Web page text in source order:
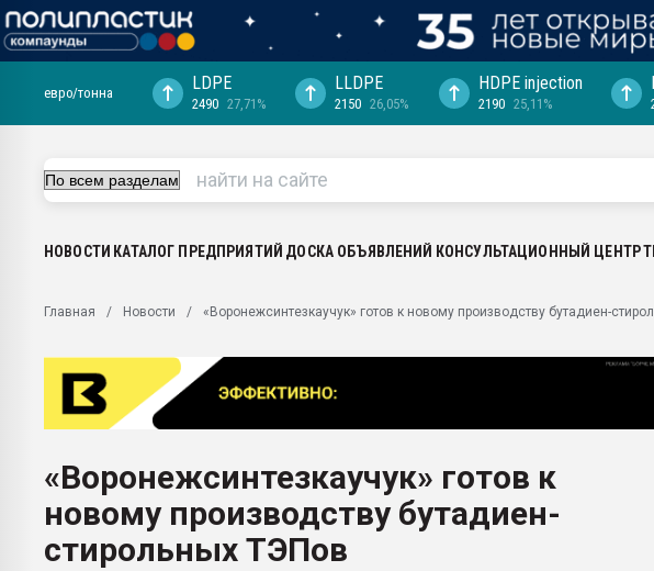
28.07.2026 Автоматизация выходит на
Материал поверхности пуансона для
вакуумного формования
Armaloy PC/ABS-1IM черный цвет
26.07.2022 "Сибирский титан" стал
намного дороже
евро/тонна LDPE
2490 27,71%
LLDPE
2150 26,05%
HDPE injection
2190 25,11%
НОВОСТИ КАТАЛОГ ПРЕДПРИЯТИЙ ДОСКА ОБЪЯВЛЕНИЙ КОНСУЛЬТАЦИОННЫЙ ЦЕНТР
Главная Новости «Воронежсинтезкаучук» готов к новому производству бутадиен-
«Воронежсинтезкаучук» готов к
новому производству бутадиен-
стирольных ТЭПов